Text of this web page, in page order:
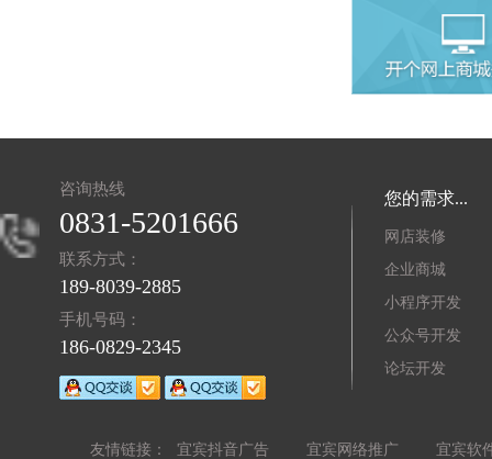
咨询热线
0831-5201666
联系方式：
189-8039-2885
手机号码：
186-0829-2345
您的需求...
网店装修
企业商城
小程序开发
公众号开发
论坛开发
友情链接： 宜宾抖音广告 宜宾网络推广 宜宾软